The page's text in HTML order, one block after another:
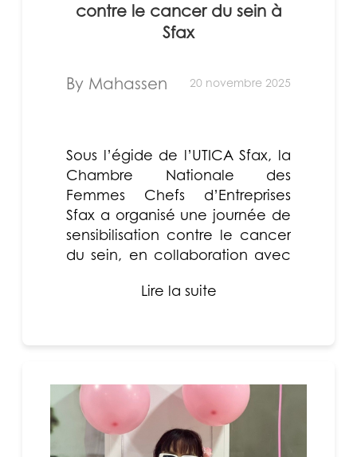
contre le cancer du sein à
Sfax
By Mahassen 20 novembre 2025
Sous l’égide de l’UTICA Sfax, la
Chambre Nationale des
Femmes Chefs d’Entreprises
Sfax a organisé une journée de
sensibilisation contre le cancer
du sein, en collaboration avec
Lire la suite